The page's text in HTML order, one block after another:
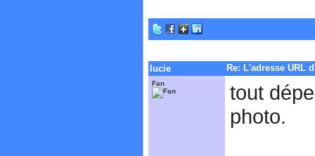
lucie Re: L'adresse URL
Fan
tout
photo.